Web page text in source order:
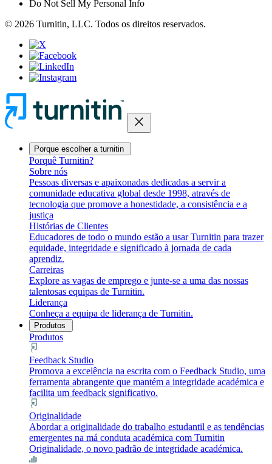
Do Not Sell My Personal Info
© 2026 Turnitin, LLC. Todos os direitos reservados.
close
Porque escolher a turnitin
Porquê Turnitin?
Sobre nós
Pessoas diversas e apaixonadas dedicadas a servir a
comunidade educativa global desde 1998, através de
tecnologia que promove a honestidade, a consistência e a
justiça
Histórias de Clientes
Educadores de todo o mundo estão a usar Turnitin para trazer
equidade, integridade e significado à jornada de cada
aprendiz.
Carreiras
Explore as vagas de emprego e junte-se a uma das nossas
talentosas equipas de Turnitin.
Liderança
Conheça a equipa de liderança de Turnitin.
Produtos
Produtos
Feedback Studio
Promova a excelência na escrita com o Feedback Studio, uma
ferramenta abrangente que mantém a integridade académica e
facilita um feedback significativo.
Originalidade
Abordar a originalidade do trabalho estudantil e as tendências
emergentes na má conduta académica com Turnitin
Originalidade, o novo padrão de integridade académica.